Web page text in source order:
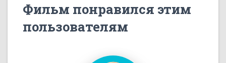
Фильм понравился этим
пользователям